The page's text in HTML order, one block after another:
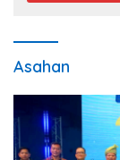
Asahan